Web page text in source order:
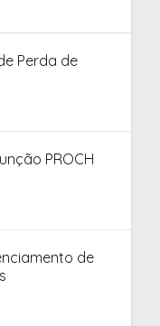
Perda de
PROCH
de